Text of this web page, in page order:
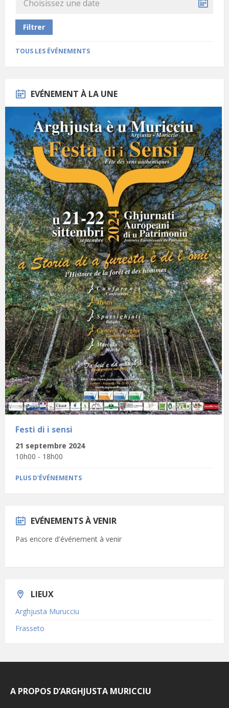
Filtrer
TOUS LES ÉVÉNEMENTS
EVÉNEMENT À LA UNE
Festi di i sensi
21 septembre 2024
10h00 - 18h00
PLUS D'ÉVÉNEMENTS
EVÉNEMENTS À VENIR
Pas encore d'événement à venir
LIEUX
Arghjusta Murucciu
Frasseto
A PROPOS D’ARGHJUSTA MURICCIU